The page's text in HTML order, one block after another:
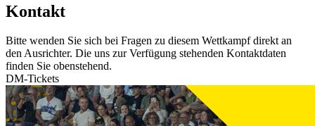
Kontakt
Bitte wenden Sie sich bei Fragen zu diesem Wettkampf direkt an
den Ausrichter. Die uns zur Verfügung stehenden Kontaktdaten
finden Sie obenstehend.
DM-Tickets